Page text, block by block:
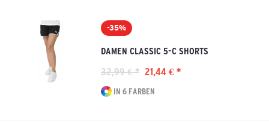
-35%
DAMEN CLASSIC 5-C SHORTS
32,99 € * 21,44 € *
IN 6 FARBEN